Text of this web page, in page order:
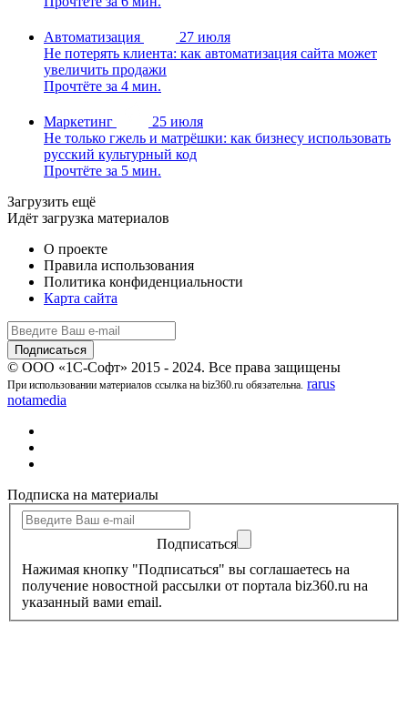
Автоматизация
27 июля
Не потерять клиента: как автоматизация сайта может
увеличить продажи
Прочтёте за 4 мин.
Маркетинг
25 июля
Не только гжель и матрёшки: как бизнесу использовать
русский культурный код
Прочтёте за 5 мин.
Загрузить ещё
Идёт загрузка материалов
О проекте
Правила использования
Политика конфиденциальности
Карта сайта
© ООО «1С-Софт» 2015 - 2024. Все права защищены
При использовании материалов ссылка на biz360.ru обязательна. rarus
notamedia
Подписка на материалы
Подписаться
Нажимая кнопку "Подписаться" вы соглашаетесь на
получение новостной рассылки от портала biz360.ru на
указанный вами email.